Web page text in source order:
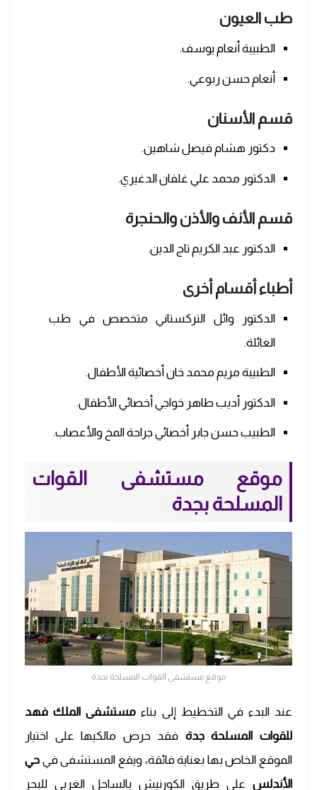
طب العيون
الطبيبة أنعام يوسف.
أنعام حسن ربوعي.
قسم الأسنان
دكتور هشام فيصل شاهين.
الدكتور محمد علي غلفان الدغيري.
قسم الأنف والأذن والحنجرة
الدكتور عبد الكريم تاج الدين.
أطباء أقسام أخرى
الدكتور وائل التركستاني متخصص في طب
العائلة.
الطبيبة مريم محمد خان أخصائية الأطفال.
الدكتور أديب طاهر خواجي أخصائي الأطفال.
الطبيب حسن جابر أخصائي جراحة المخ والأعصاب.
موقع مستشفى القوات
المسلحة بجدة
موقع مستشفى القوات المسلحة بجدة
عند البدء في التخطيط إلى بناء مستشفى الملك فهد
للقوات المسلحة جدة فقد حرص مالكيها على اختيار
الموقع الخاص بها بعناية فائقة، ويقع المستشفى في حي
الأندلس على طريق الكورنيش بالساحل الغربي للبحر